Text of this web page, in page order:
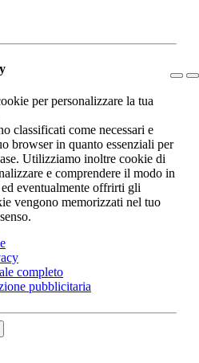
per personalizzare la tua
classificati come necessari e
browser in quanto essenziali per
Utilizziamo inoltre cookie di
e comprendere il modo in
eventualmente offrirti gli
vengono memorizzati nel tuo
completo
pubblicitaria